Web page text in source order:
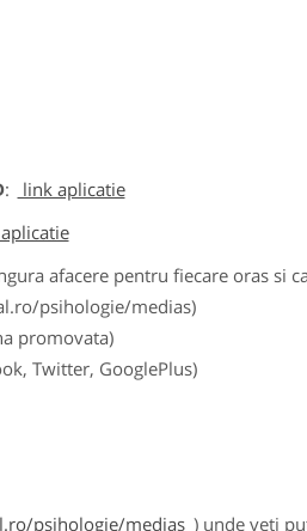
:
link aplicatie
afacere pentru fiecare oras si
psihologie/medias)
promovata)
Twitter, GooglePlus)
psihologie/medias ) unde veti